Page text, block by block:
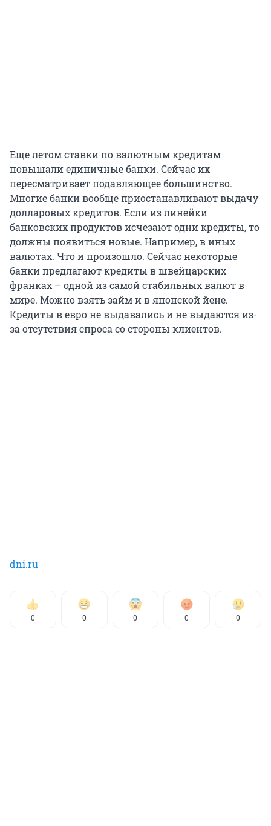
Еще летом ставки по валютным кредитам
повышали единичные банки. Сейчас их
пересматривает подавляющее большинство.
Многие банки вообще приостанавливают выдачу
долларовых кредитов. Если из линейки
банковских продуктов исчезают одни кредиты, то
должны появиться новые. Например, в иных
валютах. Что и произошло. Сейчас некоторые
банки предлагают кредиты в швейцарских
франках – одной из самой стабильных валют в
мире. Можно взять займ и в японской йене.
Кредиты в евро не выдавались и не выдаются из-
за отсутствия спроса со стороны клиентов.
dni.ru
0 0 0 0 0